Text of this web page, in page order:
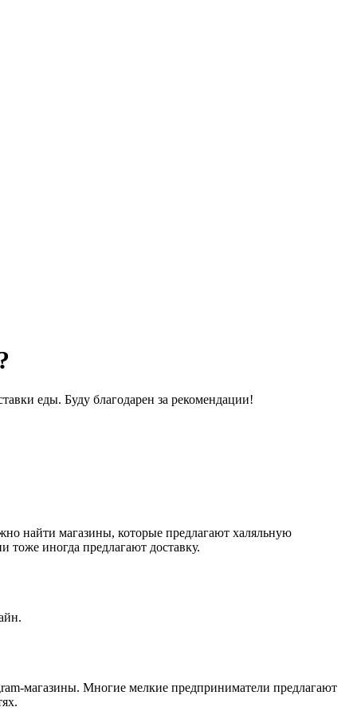
еды. Буду благодарен за рекомендации!
найти магазины, которые предлагают халяльную
иногда предлагают доставку.
магазины. Многие мелкие предприниматели предлагают